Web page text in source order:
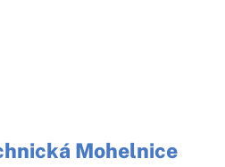
Mohelnice